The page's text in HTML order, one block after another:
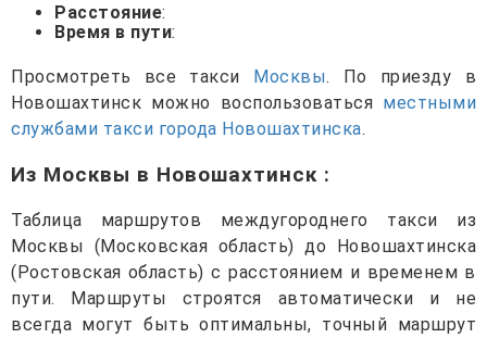
Расстояние:
Время в пути:
Просмотреть все такси Москвы. По приезду в
Новошахтинск можно воспользоваться местными
службами такси города Новошахтинска.
Из Москвы в Новошахтинск :
Таблица маршрутов междугороднего такси из
Москвы (Московская область) до Новошахтинска
(Ростовская область) с расстоянием и временем в
пути. Маршруты строятся автоматически и не
всегда могут быть оптимальны, точный маршрут